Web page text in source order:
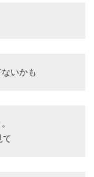
いかも